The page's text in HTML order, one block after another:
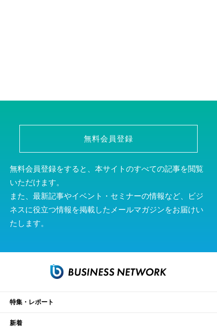
無料会員登録
無料会員登録をすると、本サイトのすべての記事を閲覧
いただけます。
また、最新記事やイベント・セミナーの情報など、ビジ
ネスに役立つ情報を掲載したメールマガジンをお届けい
たします。
特集・レポート
新着